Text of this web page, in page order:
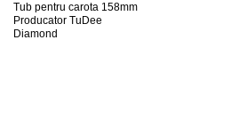
Tub pentru carota 158mm
Producator TuDee
Diamond